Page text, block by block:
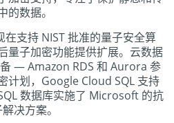
的数据。
支持 NIST 批准的量子安全算
量子加密功能提供扩展。云数据
— Amazon RDS 和 Aurora 参
计划，Google Cloud SQL 支持
数据库实施了 Microsoft 的抗
决方案。